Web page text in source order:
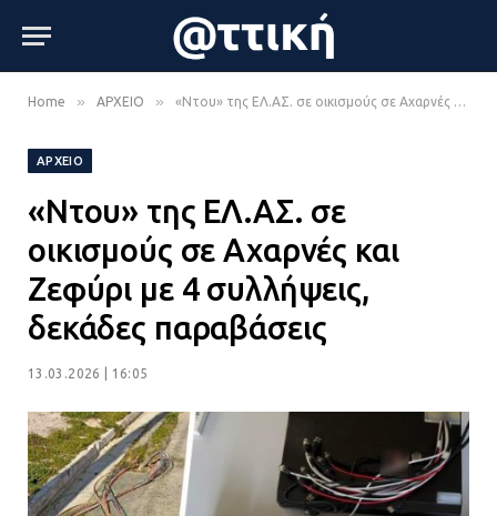
Home » ΑΡΧΕΙΟ » «Ντου» της ΕΛ.ΑΣ. σε οικισμούς σε Αχαρνές και Ζεφύρι με 4 συλλήψεις, δεκάδες παραβάσεις
ΑΡΧΕΙΟ
«Ντου» της ΕΛ.ΑΣ. σε
οικισμούς σε Αχαρνές και
Ζεφύρι με 4 συλλήψεις,
δεκάδες παραβάσεις
13.03.2026 | 16:05